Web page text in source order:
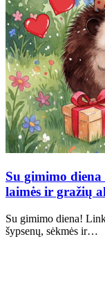
Su gimimo
laimės ir gražių
Su gimimo diena!
šypsenų, sėkmės ir…